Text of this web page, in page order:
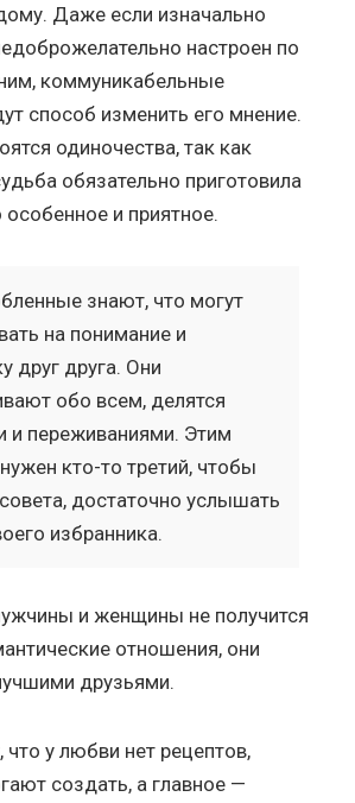
Даже если изначально
настроен по
коммуникабельные
способ изменить его мнение.
одиночества, так как
обязательно приготовила
особенное и приятное.
знают, что могут
на понимание и
друг друга. Они
обо всем, делятся
и переживаниями. Этим
кто-то третий, чтобы
достаточно услышать
избранника.
и женщины не получится
отношения, они
друзьями.
у любви нет рецептов,
создать, а главное —